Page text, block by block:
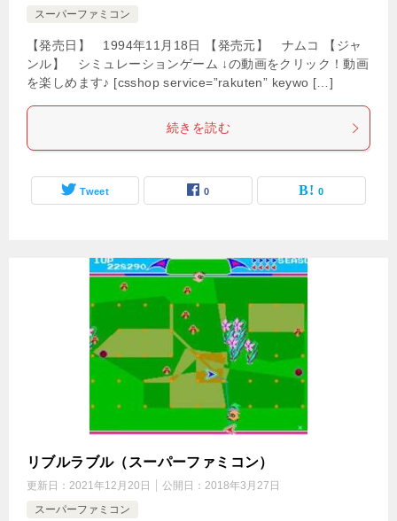
スーパーファミコン
【発売日】 1994年11月18日 【発売元】 ナムコ 【ジャ
ンル】 シミュレーションゲーム ↓の動画をクリック！動画
を楽しめます♪ [csshop service=”rakuten” keywo […]
続きを読む
Tweet 0 0
リブルラブル（スーパーファミコン）
更新日： 2021年12月20日 公開日： 2018年3月27日
スーパーファミコン